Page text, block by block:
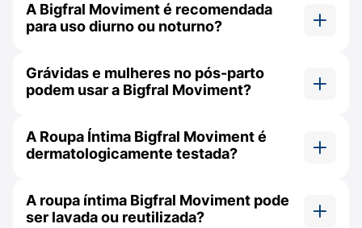
que possuem uma medida de cintura (ou
quadril) que varia entre 86 cm e 116 cm.
A Bigfral Moviment é recomendada
para uso diurno ou noturno?
Grávidas e mulheres no pós-parto
podem usar a Bigfral Moviment?
período de gravidez e puerpério (pós-parto),
ajudando a conter os escapes de xixi de forma
A Roupa Íntima Bigfral Moviment é
dermatologicamente testada?
garantindo total segurança para o uso diário e
auxiliando na prevenção de possíveis irritações
A roupa íntima Bigfral Moviment pode
ser lavada ou reutilizada?